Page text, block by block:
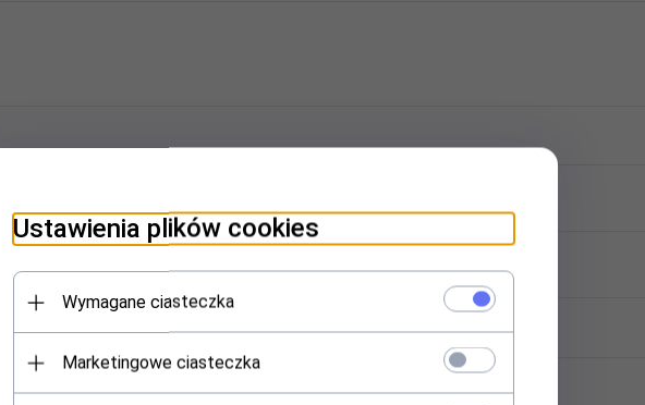
Ustawienia plików cookies
Wymagane ciasteczka
Marketingowe ciasteczka